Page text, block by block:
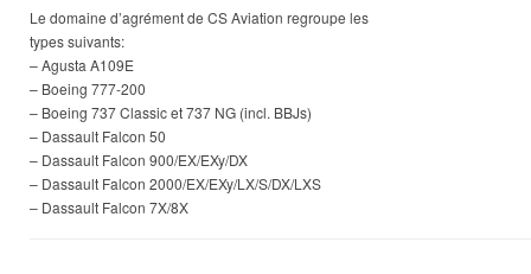
Le domaine d’agrément de CS Aviation regroupe les
types suivants:
– Agusta A109E
– Boeing 777-200
– Boeing 737 Classic et 737 NG (incl. BBJs)
– Dassault Falcon 50
– Dassault Falcon 900/EX/EXy/DX
– Dassault Falcon 2000/EX/EXy/LX/S/DX/LXS
– Dassault Falcon 7X/8X